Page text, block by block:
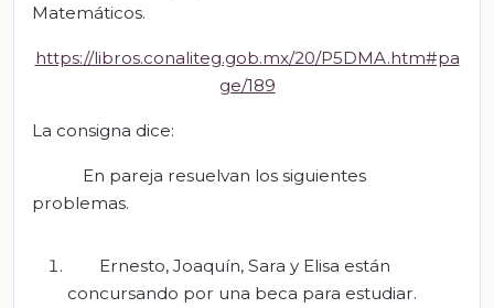
Matemáticos.
https://libros.conaliteg.gob.mx/20/P5DMA.htm#pa
ge/189
La consigna dice:
En pareja resuelvan los siguientes
problemas.
Ernesto, Joaquín, Sara y Elisa están
concursando por una beca para estudiar.